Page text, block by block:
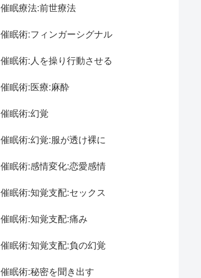
催眠療法:前世療法
催眠術:フィンガーシグナル
催眠術:人を操り行動させる
催眠術:医療:麻酔
催眠術:幻覚
催眠術:幻覚:服が透け裸に
催眠術:感情変化:恋愛感情
催眠術:知覚支配:セックス
催眠術:知覚支配:痛み
催眠術:知覚支配:負の幻覚
催眠術:秘密を聞き出す